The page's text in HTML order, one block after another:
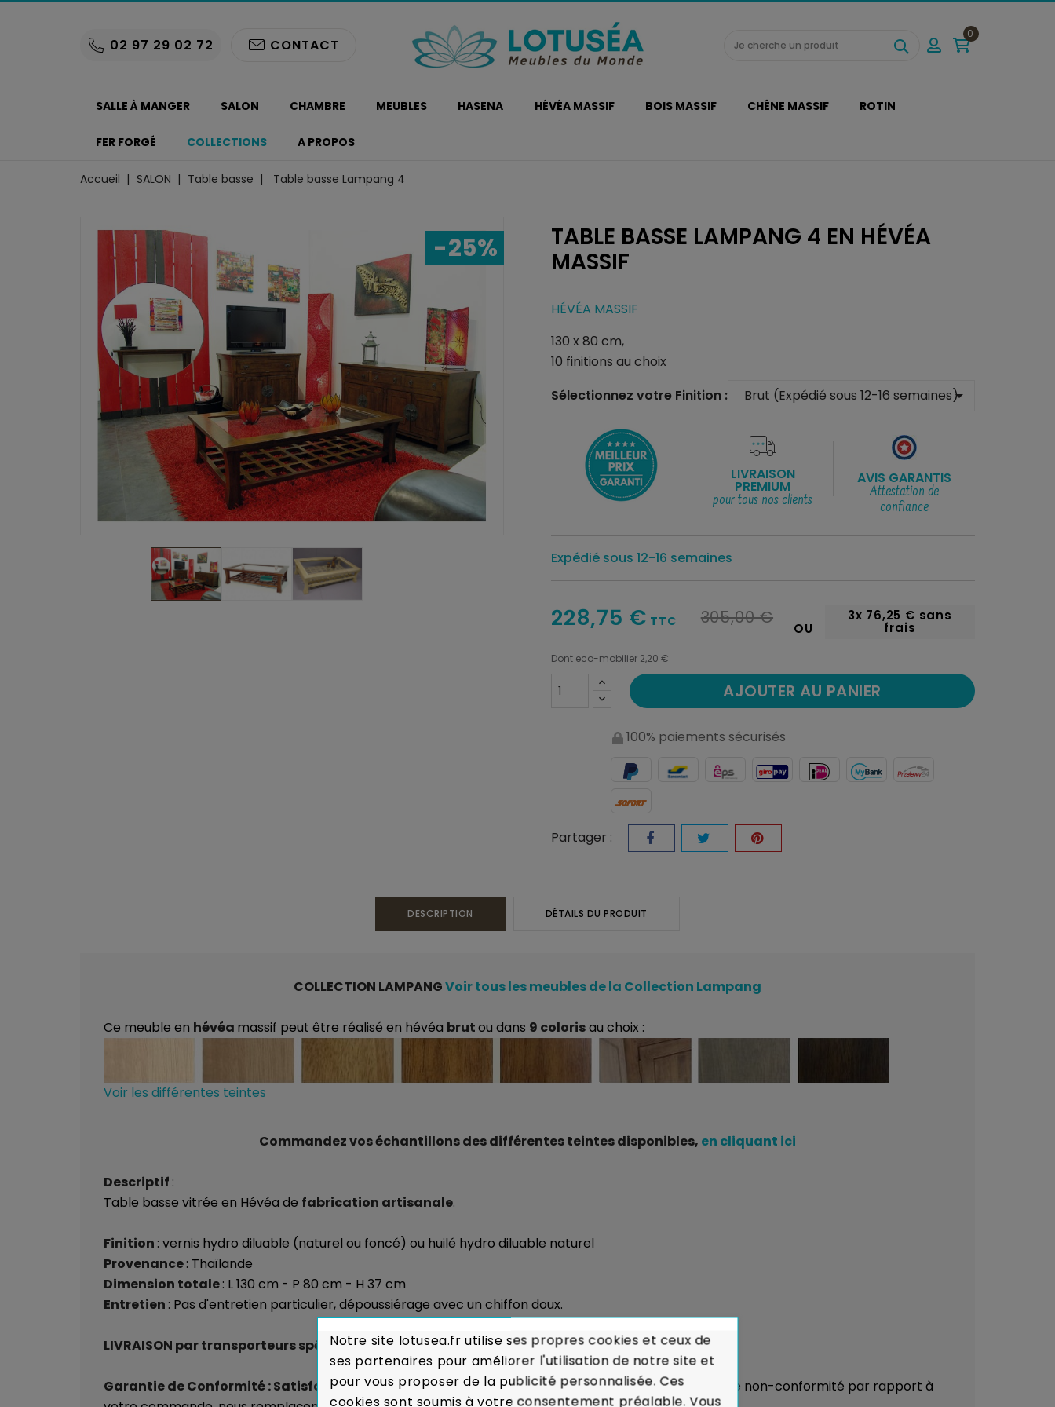
02 97 29 02 72 CONTACT
0
SALLE À MANGER SALON CHAMBRE MEUBLES HASENA HÉVÉA MASSIF BOIS MASSIF CHÊNE MASSIF ROTIN
FER FORGÉ COLLECTIONS A PROPOS
Accueil SALON Table basse Table basse Lampang 4
-25%
TABLE BASSE LAMPANG 4 EN HÉVÉA
MASSIF
HÉVÉA MASSIF
130 x 80 cm,
10 finitions au choix
Sélectionnez votre Finition :
arrow_drop_down
LIVRAISON
PREMIUM
pour tous nos clients
AVIS GARANTIS
Attestation de
confiance
Expédié sous 12-16 semaines
228,75 € TTC 305,00 €
OU
3x 76,25 € sans
frais
Dont eco-mobilier 2,20 €
AJOUTER AU PANIER
100% paiements sécurisés
Partager :
DESCRIPTION DÉTAILS DU PRODUIT
COLLECTION LAMPANGVoir tous les meubles de la Collection Lampang
Ce meuble en hévéa massif peut être réalisé en hévéa brutou dans 9 colorisau choix :
Voir les différentes teintes
Commandez vos échantillons des différentes teintes disponibles, en cliquant ici
Descriptif :
Table basse vitrée en Hévéa de fabrication artisanale.
Finition : vernis hydro diluable (naturel ou foncé) ou huilé hydro diluable naturel
Provenance: Thaïlande
Dimension totale: L 130 cm - P 80 cm - H 37 cm
Entretien : Pas d'entretien particulier, dépoussiérage avec un chiffon doux.
LIVRAISON par transporteurs spécialisés : Voir les modalités de livraison
Garantie de Conformité : Satisfait ou Remboursé.En cas de défaut majeur sur un produit reçu ou de non-conformité par rapport à
Notre site lotusea.fr utilise ses propres cookies et ceux de
ses partenaires pour améliorer l'utilisation de notre site et
pour vous proposer de la publicité personnalisée. Ces
cookies sont soumis à votre consentement préalable. Vous